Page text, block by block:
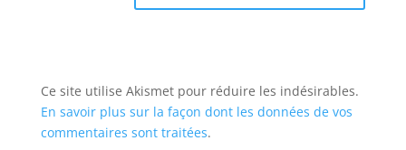
Ce site utilise Akismet pour réduire les indésirables.
En savoir plus sur la façon dont les données de vos
commentaires sont traitées.